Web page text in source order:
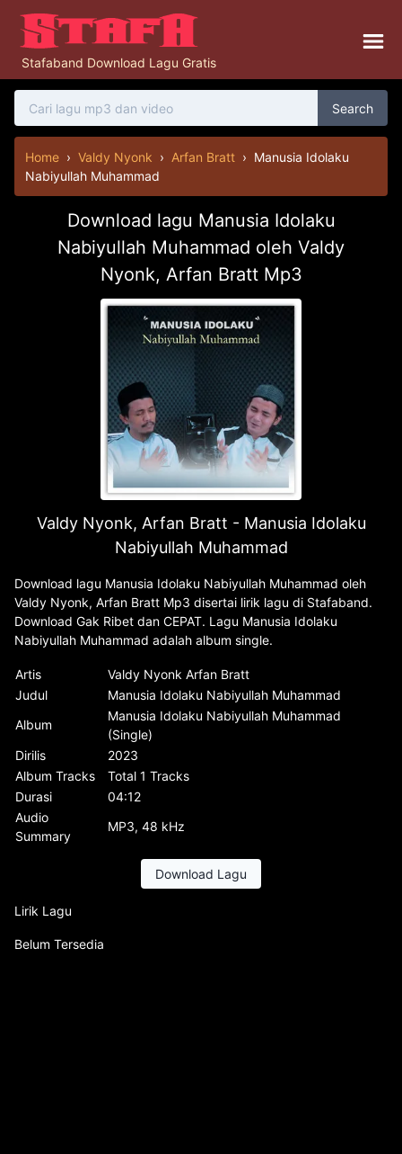
Stafaband Download Lagu Gratis
Search
Home › Valdy Nyonk › Arfan Bratt › Manusia Idolaku
Nabiyullah Muhammad
Download lagu Manusia Idolaku
Nabiyullah Muhammad oleh Valdy
Nyonk, Arfan Bratt Mp3
Valdy Nyonk, Arfan Bratt - Manusia Idolaku
Nabiyullah Muhammad
Download lagu Manusia Idolaku Nabiyullah Muhammad oleh
Valdy Nyonk, Arfan Bratt Mp3 disertai lirik lagu di Stafaband.
Download Gak Ribet dan CEPAT. Lagu Manusia Idolaku
Nabiyullah Muhammad adalah album single.
Artis
Valdy Nyonk Arfan Bratt
Judul
Manusia Idolaku Nabiyullah Muhammad
Album
Manusia Idolaku Nabiyullah Muhammad
(Single)
Dirilis
2023
Album Tracks
Total 1 Tracks
Durasi
04:12
Audio
Summary
MP3, 48 kHz
Download Lagu
Lirik Lagu
Belum Tersedia